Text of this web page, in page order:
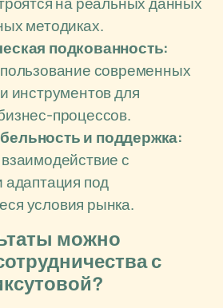
методиках.
подкованность:
современных
инструментов для
процессов.
и поддержка:
с
адаптация под
условия рынка.
можно
с